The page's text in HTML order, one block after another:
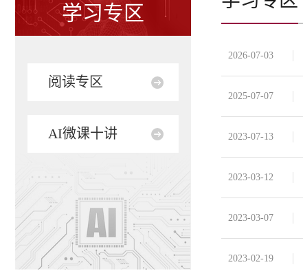
学习专区
阅读专区
AI微课十讲
2026-07-03
2025-07-07
2023-07-13
2023-03-12
2023-03-07
2023-02-19